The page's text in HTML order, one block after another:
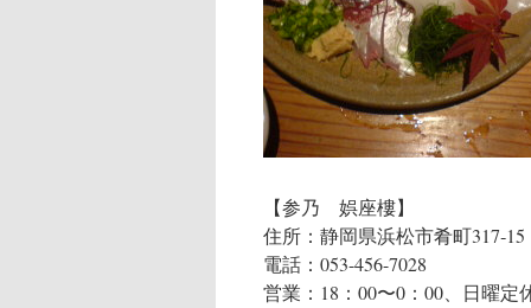
【参乃 娯座樓】
住所：静岡県浜松市肴町317‐15
電話：053-456-7028
営業：18：00〜0：00、日曜定